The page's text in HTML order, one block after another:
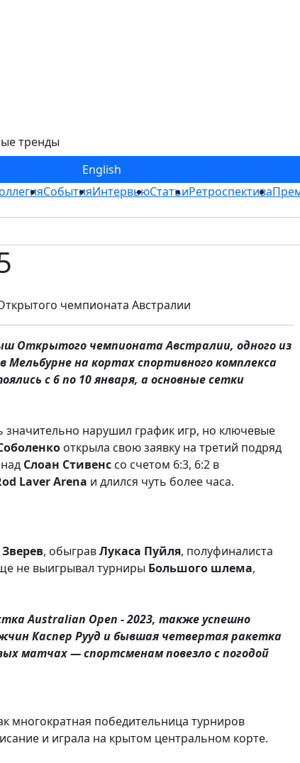
тренды
English
СобытияИнтервьюСтатьиРетроспектива
чемпионата Австралии
Открытого чемпионата Австралии, одного из
на кортах спортивного комплекса
с 6 по 10 января, а основные сетки
значительно нарушил график игр, но ключевые
открыла свою заявку на третий подряд
Слоан Стивенс со счетом 6:3, 6:2 в
LaverArena и длился чуть более часа.
Зверев, обыгравЛукаса Пуйля, полуфиналиста
не выигрывал турниры Большого шлема,
Australian Open - 2023, также успешно
Каспер Рууд и бывшая четвертая ракетка
матчах — спортсменам повезло с погодой
многократная победительница турниров
и играла на крытом центральном корте.